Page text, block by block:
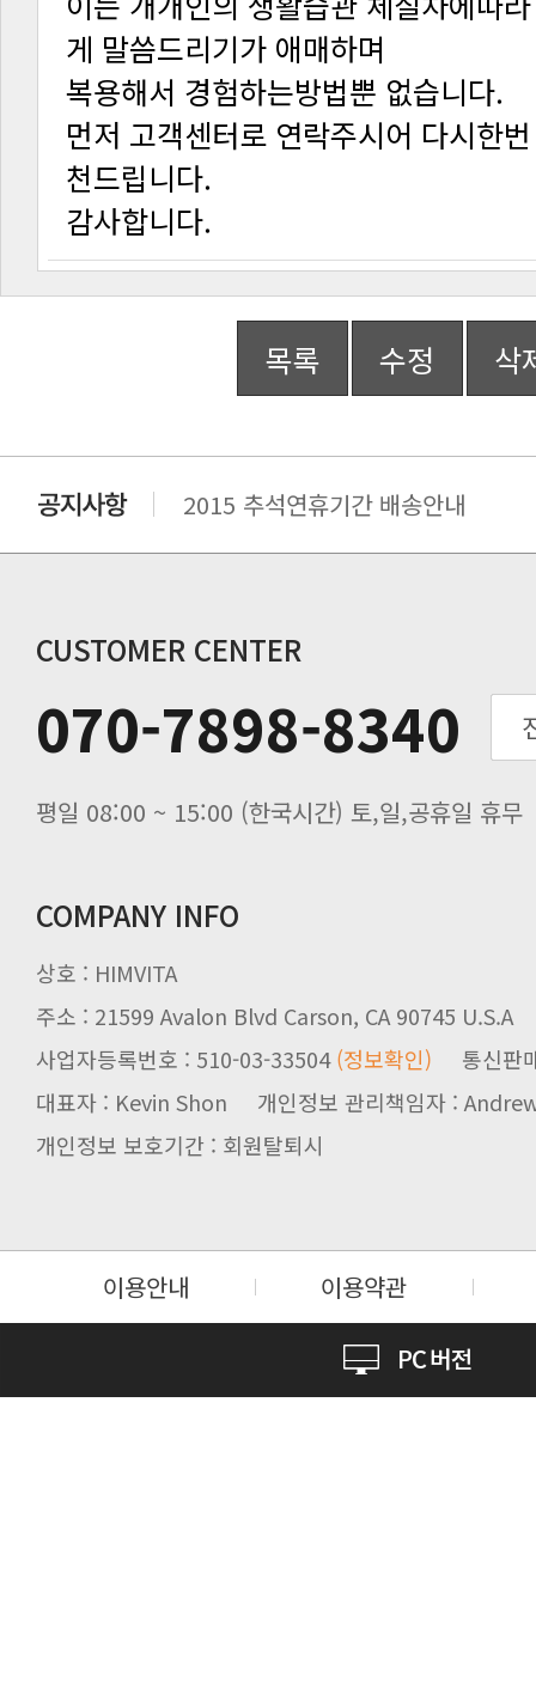
게 말씀드리기가 애매하며
복용해서 경험하는방법뿐 없습니다.
천드립니다.
감사합니다.
목록 수정 삭
2015 추석연휴기간 배송안내
추수감사절 배송안내
추석기간 배송안내
노동절(9월3일) 배송업무 안내
입금 고객님을 찾습니다.
CUSTOMER CENTER
070-7898-8340
평일 08:00 ~ 15:00 (한국시간) 토,일,공휴일 휴무
COMPANY INFO
상호 : HIMVITA
주소 : 21599 Avalon Blvd Carson, CA 90745 U.S.A
사업자등록번호 : 510-03-33504(정보확인) 통신판
대표자 : Kevin Shon 개인정보 관리책임자 :
개인정보 보호기간 : 회원탈퇴시
이용안내 이용약관